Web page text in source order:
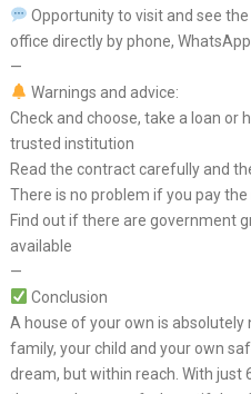
Opportunity to visit and see
office directly by phone,
—
Warnings and advice:
Check and choose, take a loan or
trusted institution
Read the contract carefully and
There is no problem if you pay
Find out if there are government
available
—
Conclusion
A house of your own is
family, your child and your own
dream, but within reach. With just